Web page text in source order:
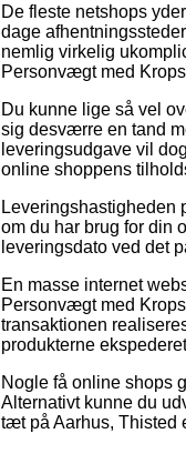
De fleste netshops
dage
nemlig virkelig
Personvægt med
Du kunne lige så vel
sig desværre en tand
leveringsudgave vil
online shoppens
Leveringshastigheden
om du har brug for din
leveringsdato ved det
En masse internet
Personvægt med
transaktionen
produkterne
Nogle få online shops
Alternativt kunne du
tæt på Aarhus, Thisted